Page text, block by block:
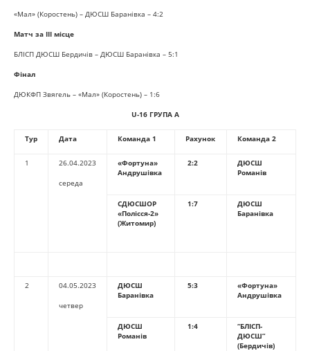
«Мал» (Коростень) – ДЮСШ Баранівка – 4:2
Матч за ІІІ місце
БЛІСП ДЮСШ Бердичів – ДЮСШ Баранівка – 5:1
Фінал
ДЮКФП Звягель – «Мал» (Коростень) – 1:6
U-16 ГРУПА А
Тур Дата Команда 1 Рахунок Команда 2
1 26.04.2023
середа
«Фортуна»
Андрушівка
2:2
ДЮСШ
Романів
СДЮСШОР
«Полісся-2»
(Житомир)
1:7
ДЮСШ
Баранівка
2 04.05.2023
четвер
ДЮСШ
Баранівка
5:3
«Фортуна»
Андрушівка
ДЮСШ
Романів
1:4
“БЛІСП-
ДЮСШ”
(Бердичів)